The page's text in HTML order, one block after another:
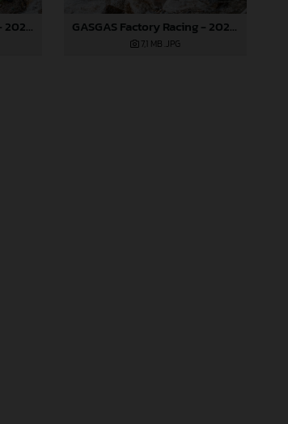
GASGAS Factory Racing - 2024 FIM TrialGP World Championship - Round 3, Italy GASGAS Factory Racing - 2024 FIM TrialGP World Championship - Round 3, Italy
7,1 MB .JPG